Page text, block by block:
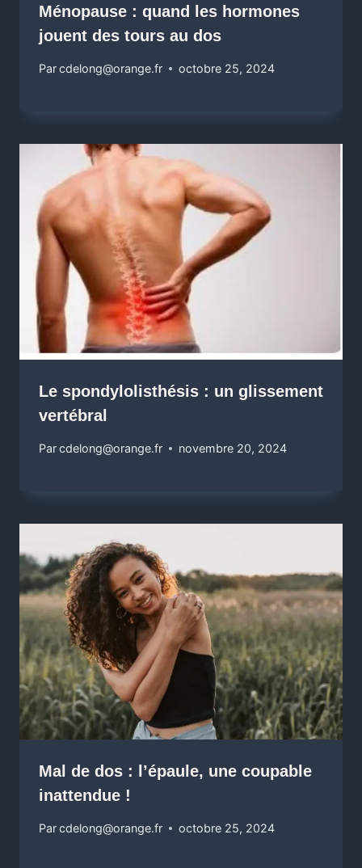
Ménopause : quand les hormones
jouent des tours au dos
Parcdelong@orange.fr octobre 25, 2024
Le spondylolisthésis : un glissement
vertébral
Parcdelong@orange.fr novembre 20, 2024
Mal de dos : l’épaule, une coupable
inattendue !
Parcdelong@orange.fr octobre 25, 2024